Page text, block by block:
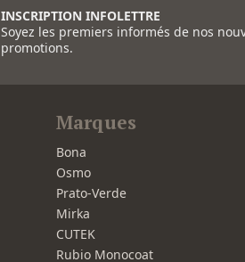
INSCRIPTION INFOLETTRE
Soyez les premiers informés de nos
promotions.
Marques
Bona
Osmo
Prato-Verde
Mirka
CUTEK
Rubio Monocoat